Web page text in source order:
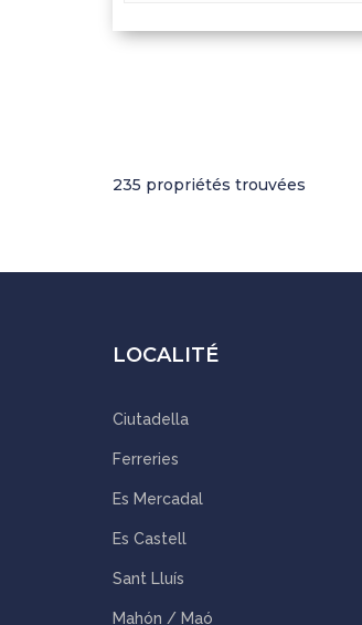
235 propriétés trouvées
LOCALITÉ
Ciutadella
Ferreries
Es Mercadal
Es Castell
Sant Lluís
Mahón / Maó